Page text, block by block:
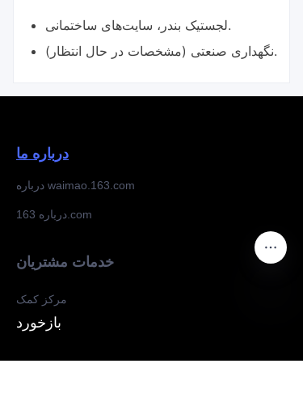
لجستیک بندر، سایت‌های ساختمانی.
نگهداری صنعتی (مشخصات در حال انتظار).
درباره ما
درباره waimao.163.com
درباره 163.com
خدمات مشتریان
مرکز کمک
بازخورد
FA